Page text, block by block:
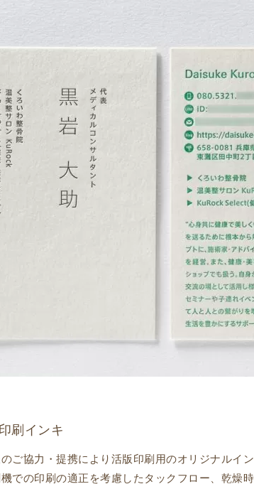
刷インキ
ご協力・提携により活版印刷用のオリジナルイン
での印刷の適正を考慮したタックフロー、乾燥